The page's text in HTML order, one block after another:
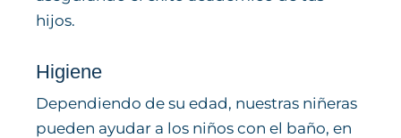
hijos.
Higiene
Dependiendo de su edad, nuestras niñeras
pueden ayudar a los niños con el baño, en